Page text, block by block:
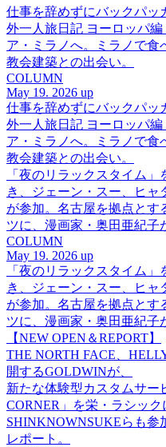
仕事を辞めずにバックパッ
外一人旅日記 ヨーロッパ
ア・ミラノへ。ミラノで食
教会建築との出会い。
COLUMN
May 19. 2026 up
仕事を辞めずにバックパッ
外一人旅日記 ヨーロッパ
ア・ミラノへ。ミラノで食
教会建築との出会い。
「夜のリラックスタイム
き、ジェーン・スー、ヒ
が参加。名古屋を拠点とす
ツに、漫画家・奥田亜紀子
COLUMN
May 19. 2026 up
「夜のリラックスタイム
き、ジェーン・スー、ヒ
が参加。名古屋を拠点とす
ツに、漫画家・奥田亜紀子
【NEW OPEN＆REPORT】
THE NORTH FACE、
開するGOLDWINが、
新たな体験型カスタムサー
CORNER」を栄・ラシック
SHINKNOWNSUKEらも参
レポート。